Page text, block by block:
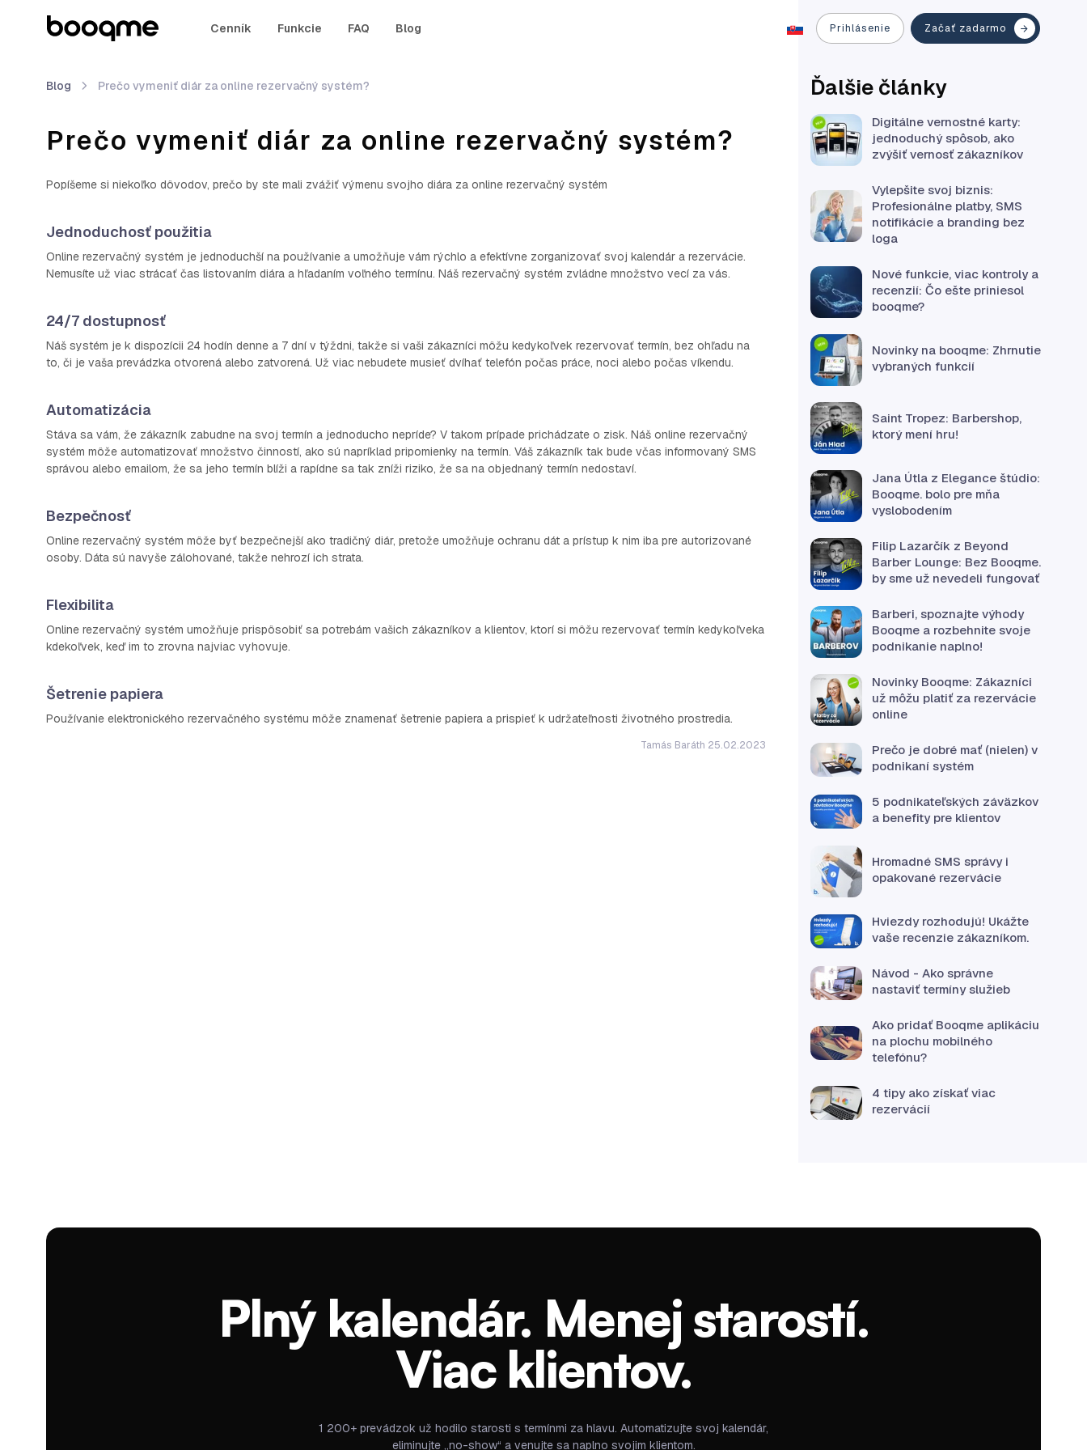
Prihlásenie Začať zadarmo
Cenník Funkcie FAQ Blog
Blog Prečo vymeniť diár za online rezervačný systém?
Prečo vymeniť diár za online rezervačný systém?
Popíšeme si niekoľko dôvodov, prečo by ste mali zvážiť výmenu svojho diára za online rezervačný systém
Jednoduchosť použitia
Online rezervačný systém je jednoduchší na používanie a umožňuje vám rýchlo a efektívne zorganizovať svoj kalendár a rezervácie.
Nemusíte už viac strácať čas listovaním diára a hľadaním voľného termínu. Náš rezervačný systém zvládne množstvo vecí za vás.
24/7 dostupnosť
Náš systém je k dispozícii 24 hodín denne a 7 dní v týždni, takže si vaši zákazníci môžu kedykoľvek rezervovať termín, bez ohľadu na
to, či je vaša prevádzka otvorená alebo zatvorená. Už viac nebudete musieť dvíhať telefón počas práce, noci alebo počas víkendu.
Automatizácia
Stáva sa vám, že zákazník zabudne na svoj termín a jednoducho nepríde? V takom prípade prichádzate o zisk. Náš online rezervačný
systém môže automatizovať množstvo činností, ako sú napríklad pripomienky na termín. Váš zákazník tak bude včas informovaný SMS
správou alebo emailom, že sa jeho termín blíži a rapídne sa tak zníži riziko, že sa na objednaný termín nedostaví.
Bezpečnosť
Online rezervačný systém môže byť bezpečnejší ako tradičný diár, pretože umožňuje ochranu dát a prístup k nim iba pre autorizované
osoby. Dáta sú navyše zálohované, takže nehrozí ich strata.
Flexibilita
Online rezervačný systém umožňuje prispôsobiť sa potrebám vašich zákazníkov a klientov, ktorí si môžu rezervovať termín kedykoľveka
kdekoľvek, keď im to zrovna najviac vyhovuje.
Šetrenie papiera
Používanie elektronického rezervačného systému môže znamenať šetrenie papiera a prispieť k udržateľnosti životného prostredia.
Tamás Baráth 25.02.2023
Ďalšie články
Digitálne vernostné karty:
jednoduchý spôsob, ako
zvýšiť vernosť zákazníkov
Vylepšite svoj biznis:
Profesionálne platby, SMS
notifikácie a branding bez
loga
Nové funkcie, viac kontroly a
recenzií: Čo ešte priniesol
booqme?
Novinky na booqme: Zhrnutie
vybraných funkcií
Saint Tropez: Barbershop,
ktorý mení hru!
Jana Útla z Elegance štúdio:
Booqme. bolo pre mňa
vyslobodením
Filip Lazarčík z Beyond
Barber Lounge: Bez Booqme.
by sme už nevedeli fungovať
Barberi, spoznajte výhody
Booqme a rozbehnite svoje
podnikanie naplno!
Novinky Booqme: Zákazníci
už môžu platiť za rezervácie
online
Prečo je dobré mať (nielen) v
podnikaní systém
5 podnikateľských záväzkov
a benefity pre klientov
Hromadné SMS správy i
opakované rezervácie
Hviezdy rozhodujú! Ukážte
vaše recenzie zákazníkom.
Návod - Ako správne
nastaviť termíny služieb
Ako pridať Booqme aplikáciu
na plochu mobilného
telefónu?
4 tipy ako získať viac
rezervácií
Plný kalendár. Menej starostí.
Viac klientov.
1 200+ prevádzok už hodilo starosti s termínmi za hlavu. Automatizujte svoj kalendár,
eliminujte „no-show“ a venujte sa naplno svojim klientom.